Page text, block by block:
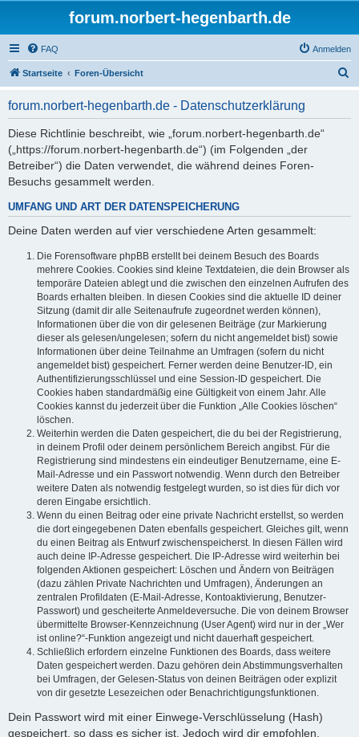
forum.norbert-hegenbarth.de
FAQ Anmelden
Startseite Foren-Übersicht
forum.norbert-hegenbarth.de - Datenschutzerklärung
Diese Richtlinie beschreibt, wie „forum.norbert-hegenbarth.de“
(„https://forum.norbert-hegenbarth.de“) (im Folgenden „der
Betreiber“) die Daten verwendet, die während deines Foren-
Besuchs gesammelt werden.
UMFANG UND ART DER DATENSPEICHERUNG
Deine Daten werden auf vier verschiedene Arten gesammelt:
Die Forensoftware phpBB erstellt bei deinem Besuch des Boards
mehrere Cookies. Cookies sind kleine Textdateien, die dein Browser als
temporäre Dateien ablegt und die zwischen den einzelnen Aufrufen des
Boards erhalten bleiben. In diesen Cookies sind die aktuelle ID deiner
Sitzung (damit dir alle Seitenaufrufe zugeordnet werden können),
Informationen über die von dir gelesenen Beiträge (zur Markierung
dieser als gelesen/ungelesen; sofern du nicht angemeldet bist) sowie
Informationen über deine Teilnahme an Umfragen (sofern du nicht
angemeldet bist) gespeichert. Ferner werden deine Benutzer-ID, ein
Authentifizierungsschlüssel und eine Session-ID gespeichert. Die
Cookies haben standardmäßig eine Gültigkeit von einem Jahr. Alle
Cookies kannst du jederzeit über die Funktion „Alle Cookies löschen“
löschen.
Weiterhin werden die Daten gespeichert, die du bei der Registrierung,
in deinem Profil oder deinem persönlichem Bereich angibst. Für die
Registrierung sind mindestens ein eindeutiger Benutzername, eine E-
Mail-Adresse und ein Passwort notwendig. Wenn durch den Betreiber
weitere Daten als notwendig festgelegt wurden, so ist dies für dich vor
deren Eingabe ersichtlich.
Wenn du einen Beitrag oder eine private Nachricht erstellst, so werden
die dort eingegebenen Daten ebenfalls gespeichert. Gleiches gilt, wenn
du einen Beitrag als Entwurf zwischenspeicherst. In diesen Fällen wird
auch deine IP-Adresse gespeichert. Die IP-Adresse wird weiterhin bei
folgenden Aktionen gespeichert: Löschen und Ändern von Beiträgen
(dazu zählen Private Nachrichten und Umfragen), Änderungen an
zentralen Profildaten (E-Mail-Adresse, Kontoaktivierung, Benutzer-
Passwort) und gescheiterte Anmeldeversuche. Die von deinem Browser
übermittelte Browser-Kennzeichnung (User Agent) wird nur in der „Wer
ist online?“-Funktion angezeigt und nicht dauerhaft gespeichert.
Schließlich erfordern einzelne Funktionen des Boards, dass weitere
Daten gespeichert werden. Dazu gehören dein Abstimmungsverhalten
bei Umfragen, der Gelesen-Status von deinen Beiträgen oder explizit
von dir gesetzte Lesezeichen oder Benachrichtigungsfunktionen.
Dein Passwort wird mit einer Einwege-Verschlüsselung (Hash)
gespeichert, so dass es sicher ist. Jedoch wird dir empfohlen,